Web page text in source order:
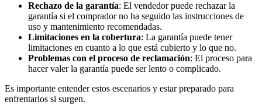
Rechazo de la garantía: El vendedor puede rechazar la
garantía si el comprador no ha seguido las instrucciones de
uso y mantenimiento recomendadas.
Limitaciones en la cobertura: La garantía puede tener
limitaciones en cuanto a lo que está cubierto y lo que no.
Problemas con el proceso de reclamación: El proceso para
hacer valer la garantía puede ser lento o complicado.
Es importante entender estos escenarios y estar preparado para
enfrentarlos si surgen.